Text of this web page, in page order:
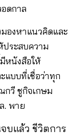
ดกาล
องหาแนวคิดและ
ประสบความ
หนังสือให้
แบบที่เชื่อว่าทุก
กวี ชูกิจเกษม
. พาย
บแล้ว ชีวิตการ